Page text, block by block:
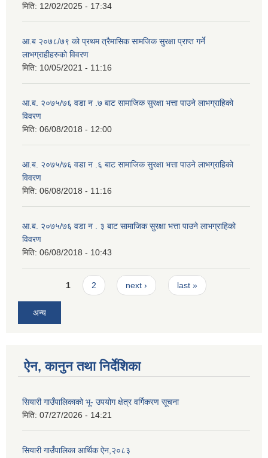
मिति: 12/02/2025 - 17:34
आ.ब २०७८/७९ को प्रथम त्रैमासिक सामजिक सुरक्षा प्राप्त गर्ने
लाभग्राहीहरुको विवरण
मिति: 10/05/2021 - 11:16
आ.ब. २०७५/७६ वडा न .७ बाट सामाजिक सुरक्षा भत्ता पाउने लाभग्राहिको
विवरण
मिति: 06/08/2018 - 12:00
आ.ब. २०७५/७६ वडा न .६ बाट सामाजिक सुरक्षा भत्ता पाउने लाभग्राहिको
विवरण
मिति: 06/08/2018 - 11:16
आ.ब. २०७५/७६ वडा न . ३ बाट सामाजिक सुरक्षा भत्ता पाउने लाभग्राहिको
विवरण
मिति: 06/08/2018 - 10:43
Pages1 2 next › last »
अन्य
ऐन, कानुन तथा निर्देशिका
सियारी गाउँपालिकाको भू- उपयोग क्षेत्र वर्गिकरण सूचना
मिति: 07/27/2026 - 14:21
सियारी गाउँपालिका आर्थिक ऐन,२०८३